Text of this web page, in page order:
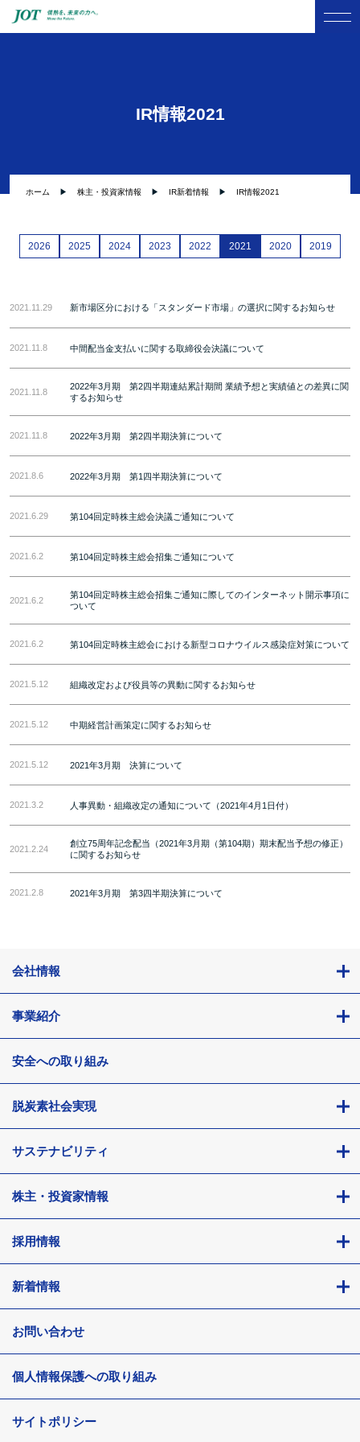
IR情報2021
ホーム 株主・投資家情報 IR新着情報 IR情報2021
2026 2025 2024 2023 2022 2021 2020 2019
2021.11.29 新市場区分における「スタンダード市場」の選択に関するお知らせ
2021.11.8 中間配当金支払いに関する取締役会決議について
2021.11.8
2022年3月期 第2四半期連結累計期間 業績予想と実績値との差異に関
するお知らせ
2021.11.8 2022年3月期 第2四半期決算について
2021.8.6 2022年3月期 第1四半期決算について
2021.6.29 第104回定時株主総会決議ご通知について
2021.6.2 第104回定時株主総会招集ご通知について
2021.6.2
第104回定時株主総会招集ご通知に際してのインターネット開示事項に
ついて
2021.6.2 第104回定時株主総会における新型コロナウイルス感染症対策について
2021.5.12 組織改定および役員等の異動に関するお知らせ
2021.5.12 中期経営計画策定に関するお知らせ
2021.5.12 2021年3月期 決算について
2021.3.2 人事異動・組織改定の通知について（2021年4月1日付）
2021.2.24
創立75周年記念配当（2021年3月期（第104期）期末配当予想の修正）
に関するお知らせ
2021.2.8 2021年3月期 第3四半期決算について
会社情報
事業紹介
安全への取り組み
脱炭素社会実現
サステナビリティ
株主・投資家情報
採用情報
新着情報
お問い合わせ
個人情報保護への取り組み
サイトポリシー